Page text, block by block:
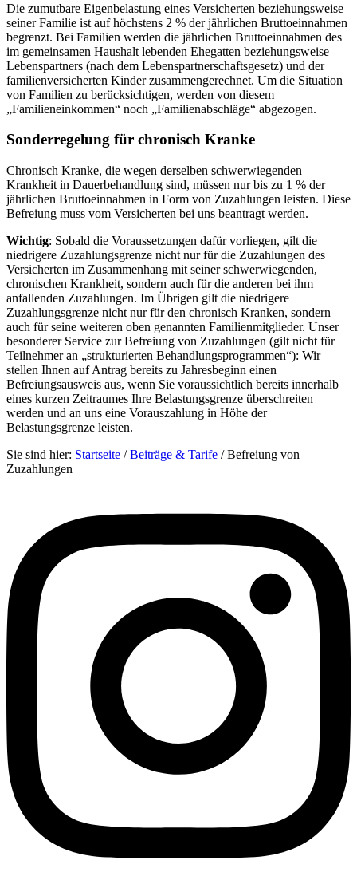
Die zumutbare Eigenbelastung eines Versicherten beziehungsweise
seiner Familie ist auf höchstens 2 % der jährlichen Bruttoeinnahmen
begrenzt. Bei Familien werden die jährlichen Bruttoeinnahmen des
im gemeinsamen Haushalt lebenden Ehegatten beziehungsweise
Lebenspartners (nach dem Lebenspartnerschaftsgesetz) und der
familienversicherten Kinder zusammengerechnet. Um die Situation
von Familien zu berücksichtigen, werden von diesem
„Familieneinkommen“ noch „Familienabschläge“ abgezogen.
Sonderregelung für chronisch Kranke
Chronisch Kranke, die wegen derselben schwerwiegenden
Krankheit in Dauerbehandlung sind, müssen nur bis zu 1 % der
jährlichen Bruttoeinnahmen in Form von Zuzahlungen leisten. Diese
Befreiung muss vom Versicherten bei uns beantragt werden.
Wichtig: Sobald die Voraussetzungen dafür vorliegen, gilt die
niedrigere Zuzahlungsgrenze nicht nur für die Zuzahlungen des
Versicherten im Zusammenhang mit seiner schwerwiegenden,
chronischen Krankheit, sondern auch für die anderen bei ihm
anfallenden Zuzahlungen. Im Übrigen gilt die niedrigere
Zuzahlungsgrenze nicht nur für den chronisch Kranken, sondern
auch für seine weiteren oben genannten Familienmitglieder. Unser
besonderer Service zur Befreiung von Zuzahlungen (gilt nicht für
Teilnehmer an „strukturierten Behandlungsprogrammen“): Wir
stellen Ihnen auf Antrag bereits zu Jahresbeginn einen
Befreiungsausweis aus, wenn Sie voraussichtlich bereits innerhalb
eines kurzen Zeitraumes Ihre Belastungsgrenze überschreiten
werden und an uns eine Vorauszahlung in Höhe der
Belastungsgrenze leisten.
Sie sind hier: Startseite /Beiträge & Tarife /Befreiung von
Zuzahlungen